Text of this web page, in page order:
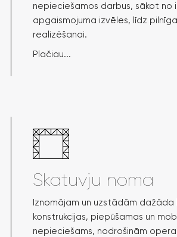
nepieciešamos darbus, sākot no
apgaismojuma izvēles, līdz
realizēšanai.
Plačiau...
Skatuvju noma
Iznomājam un uzstādām dažāda
konstrukcijas, piepūšamas un
nepieciešams, nodrošinām